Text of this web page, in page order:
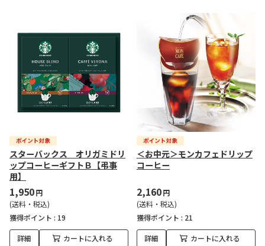
スターバックス オリガミドリ
ップコーヒーギフトＢ【弔事
用】
1,950円
(送料・税込)
獲得ポイント : 19
詳細 カートに入れる
＜お中元＞モンカフェドリップ
コーヒー
2,160円
(送料・税込)
獲得ポイント : 21
詳細 カートに入れる